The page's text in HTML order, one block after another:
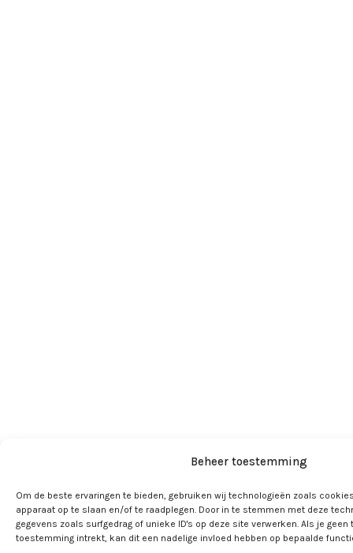
Beheer toestemming
Om de beste ervaringen te bieden, gebruiken wij technologieën zoals
apparaat op te slaan en/of te raadplegen. Door in te stemmen met deze
gegevens zoals surfgedrag of unieke ID's op deze site verwerken. Als je
toestemming intrekt, kan dit een nadelige invloed hebben op bepaalde